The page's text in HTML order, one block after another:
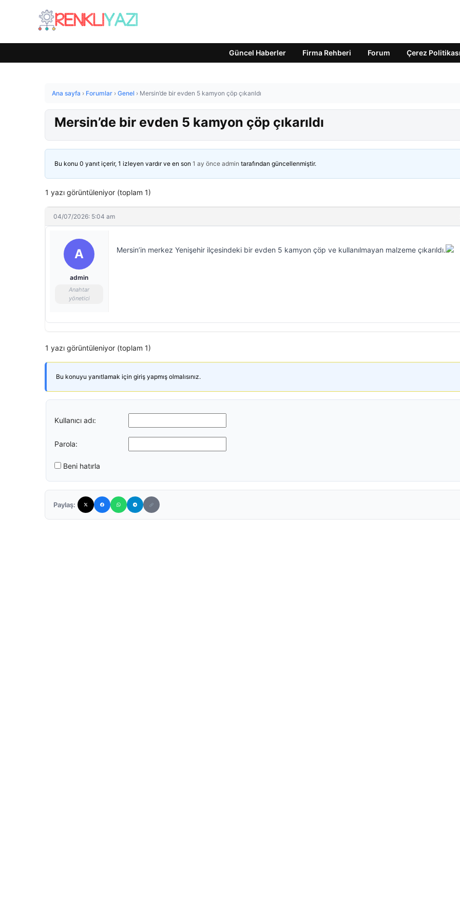
Güncel Haberler Firma Rehberi Forum Çerez Politikası
Ana sayfa › Forumlar › Genel › Mersin’de bir evden 5 kamyon çöp çıkarıldı
Mersin’de bir evden 5 kamyon çöp çıkarıldı
Bu konu 0 yanıt içerir, 1 izleyen vardır ve en son 1 ay önce admin tarafından güncellenmiştir.
1 yazı görüntüleniyor (toplam 1)
04/07/2026: 5:04 am
A
admin
Anahtar
yönetici
Mersin’in merkez Yenişehir ilçesindeki bir evden 5 kamyon çöp ve kullanılmayan malzeme çıkarıldı.
1 yazı görüntüleniyor (toplam 1)
Bu konuyu yanıtlamak için giriş yapmış olmalısınız.
Kullanıcı adı:
Parola:
Beni hatırla
Paylaş: